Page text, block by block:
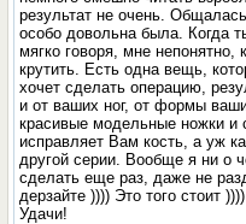
результат не очень.
особо довольна была. Когда
мягко говоря, мне непонятно,
крутить. Есть одна вещь,
хочет сделать операцию,
и от ваших ног, от формы
красивые модельные ножки и
исправляет Вам кость, а уж
другой серии. Вообще я ни о
сделать еще раз, даже не
дерзайте )))) Это того стоит
Удачи!